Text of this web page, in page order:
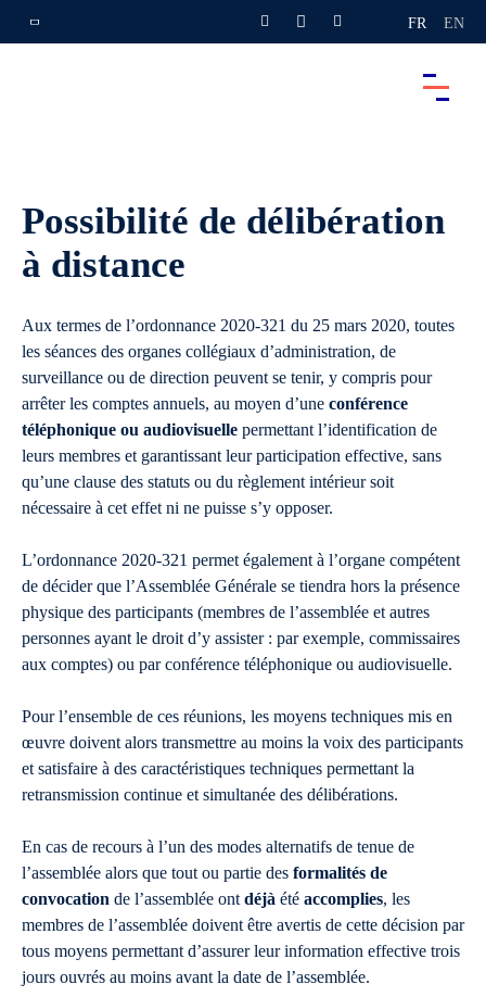
FR EN
Possibilité de délibération
à distance
Aux termes de l’ordonnance 2020-321 du 25 mars 2020, toutes
les séances des organes collégiaux d’administration, de
surveillance ou de direction peuvent se tenir, y compris pour
arrêter les comptes annuels, au moyen d’une conférence
téléphonique ou audiovisuelle permettant l’identification de
leurs membres et garantissant leur participation effective, sans
qu’une clause des statuts ou du règlement intérieur soit
nécessaire à cet effet ni ne puisse s’y opposer.
L’ordonnance 2020-321 permet également à l’organe compétent
de décider que l’Assemblée Générale se tiendra hors la présence
physique des participants (membres de l’assemblée et autres
personnes ayant le droit d’y assister : par exemple, commissaires
aux comptes) ou par conférence téléphonique ou audiovisuelle.
Pour l’ensemble de ces réunions, les moyens techniques mis en
œuvre doivent alors transmettre au moins la voix des participants
et satisfaire à des caractéristiques techniques permettant la
retransmission continue et simultanée des délibérations.
En cas de recours à l’un des modes alternatifs de tenue de
l’assemblée alors que tout ou partie des formalités de
convocation de l’assemblée ont déjà été accomplies, les
membres de l’assemblée doivent être avertis de cette décision par
tous moyens permettant d’assurer leur information effective trois
jours ouvrés au moins avant la date de l’assemblée.